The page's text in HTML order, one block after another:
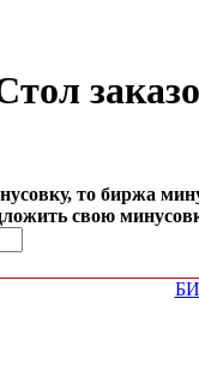
то биржа
свою